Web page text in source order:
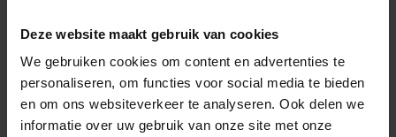
Deze website maakt gebruik van cookies
We gebruiken cookies om content en advertenties te
personaliseren, om functies voor social media te bieden
en om ons websiteverkeer te analyseren. Ook delen we
informatie over uw gebruik van onze site met onze